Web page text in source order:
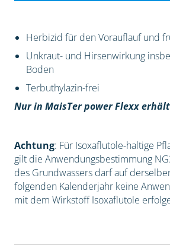
Herbizid für den Vorauflauf und
Unkraut- und Hirsenwirkung
Boden
Terbuthylazin-frei
Nur in MaisTer power Flexx
Achtung: Für Isoxaflutole-haltige
gilt die Anwendungsbestimmung
des Grundwassers darf auf
folgenden Kalenderjahr keine
mit dem Wirkstoff Isoxaflutole